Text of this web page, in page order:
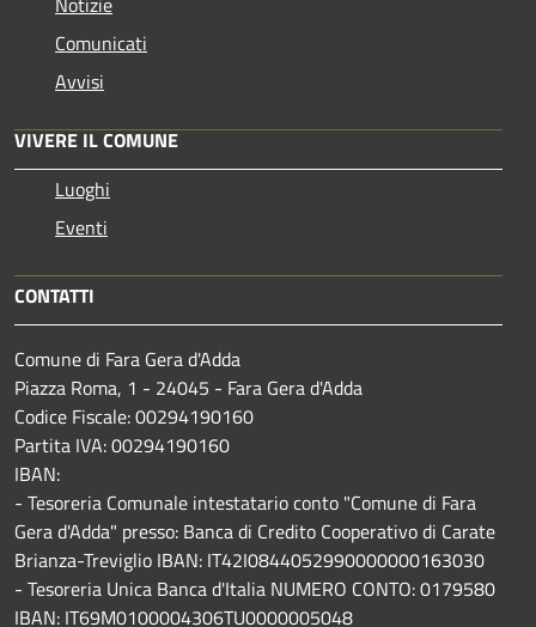
Comunicati
Avvisi
VIVERE IL COMUNE
Luoghi
Eventi
CONTATTI
Comune di Fara Gera d'Adda
Piazza Roma, 1 - 24045 - Fara Gera d'Adda
Codice Fiscale: 00294190160
Partita IVA: 00294190160
IBAN:
- Tesoreria Comunale intestatario conto "Comune di Fara
Gera d'Adda" presso: Banca di Credito Cooperativo di Carate
Brianza-Treviglio IBAN: IT42I0844052990000000163030
- Tesoreria Unica Banca d'Italia NUMERO CONTO: 0179580
IBAN: IT69M0100004306TU0000005048